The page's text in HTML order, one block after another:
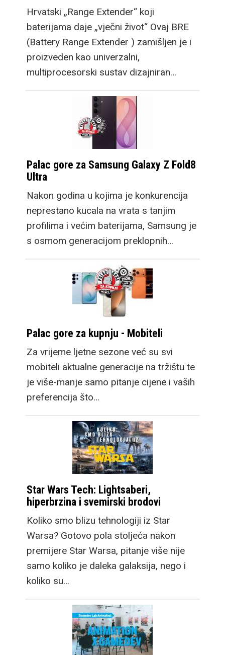
Hrvatski „Range Extender“ koji
baterijama daje „vječni život“ Ovaj BRE
(Battery Range Extender ) zamišljen je i
proizveden kao univerzalni,
multiprocesorski sustav dizajniran…
Palac gore za Samsung Galaxy Z Fold8
Ultra
Nakon godina u kojima je konkurencija
neprestano kucala na vrata s tanjim
profilima i većim baterijama, Samsung je
s osmom generacijom preklopnih…
Palac gore za kupnju - Mobiteli
Za vrijeme ljetne sezone već su svi
mobiteli aktualne generacije na tržištu te
je više-manje samo pitanje cijene i vaših
preferencija što…
Star Wars Tech: Lightsaberi,
hiperbrzina i svemirski brodovi
Koliko smo blizu tehnologiji iz Star
Warsa? Gotovo pola stoljeća nakon
premijere Star Warsa, pitanje više nije
samo koliko je daleka galaksija, nego i
koliko su…